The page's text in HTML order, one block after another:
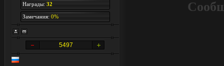
Награды: 32
Замечания: 0%
5497